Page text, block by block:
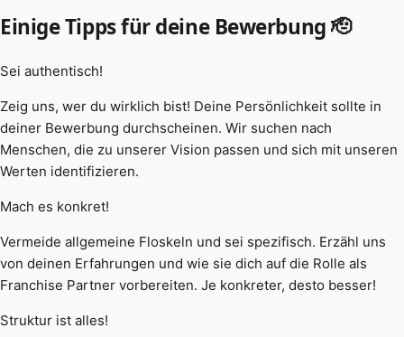
Einige Tipps für deine Bewerbung 🫡
Sei authentisch!
Zeig uns, wer du wirklich bist! Deine Persönlichkeit sollte in
deiner Bewerbung durchscheinen. Wir suchen nach
Menschen, die zu unserer Vision passen und sich mit unseren
Werten identifizieren.
Mach es konkret!
Vermeide allgemeine Floskeln und sei spezifisch. Erzähl uns
von deinen Erfahrungen und wie sie dich auf die Rolle als
Franchise Partner vorbereiten. Je konkreter, desto besser!
Struktur ist alles!